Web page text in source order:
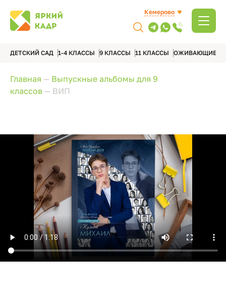
Кемерово
ДЕТСКИЙ САД 1-4 КЛАССЫ 9 КЛАССЫ 11 КЛАССЫ ОЖИВАЮЩИЕ
Главная — Выпускные альбомы для 9
классов — ВИП